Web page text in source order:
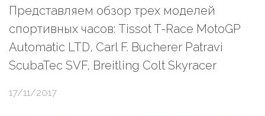
Представляем обзор трех моделей
спортивных часов: Tissot T-Race MotoGP
Automatic LTD, Carl F. Bucherer Patravi
ScubaTec SVF, Breitling Colt Skyracer
17/11/2017